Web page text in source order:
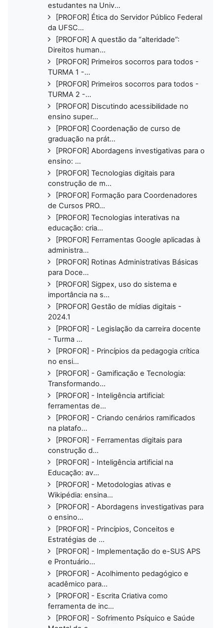
estudantes na Univ...
[PROFOR] Ética do Servidor Público Federal
da UFSC...
[PROFOR] A questão da “alteridade”:
Direitos human...
[PROFOR] Primeiros socorros para todos -
TURMA 1 -...
[PROFOR] Primeiros socorros para todos -
TURMA 2 -...
[PROFOR] Discutindo acessibilidade no
ensino super...
[PROFOR] Coordenação de curso de
graduação na prát...
[PROFOR] Abordagens investigativas para o
ensino: ...
[PROFOR] Tecnologias digitais para
construção de m...
[PROFOR] Formação para Coordenadores
de Cursos PRO...
[PROFOR] Tecnologias interativas na
educação: cria...
[PROFOR] Ferramentas Google aplicadas à
administra...
[PROFOR] Rotinas Administrativas Básicas
para Doce...
[PROFOR] Sigpex, uso do sistema e
importância na s...
[PROFOR] Gestão de mídias digitais -
2024.1
[PROFOR] - Legislação da carreira docente
- Turma ...
[PROFOR] - Princípios da pedagogia crítica
no ensi...
[PROFOR] - Gamificação e Tecnologia:
Transformando...
[PROFOR] - Inteligência artificial:
ferramentas de...
[PROFOR] - Criando cenários ramificados
na platafo...
[PROFOR] - Ferramentas digitais para
construção d...
[PROFOR] - Inteligência artificial na
Educação: av...
[PROFOR] - Metodologias ativas e
Wikipédia: ensina...
[PROFOR] - Abordagens investigativas para
o ensino...
[PROFOR] - Princípios, Conceitos e
Estratégias de ...
[PROFOR] - Implementação do e-SUS APS
e Prontuário...
[PROFOR] - Acolhimento pedagógico e
acadêmico para...
[PROFOR] - Escrita Criativa como
ferramenta de inc...
[PROFOR] - Sofrimento Psíquico e Saúde